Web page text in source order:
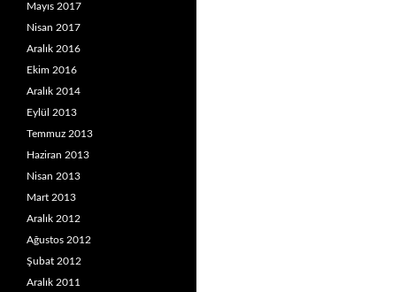
Mayıs 2017
Nisan 2017
Aralık 2016
Ekim 2016
Aralık 2014
Eylül 2013
Temmuz 2013
Haziran 2013
Nisan 2013
Mart 2013
Aralık 2012
Ağustos 2012
Şubat 2012
Aralık 2011